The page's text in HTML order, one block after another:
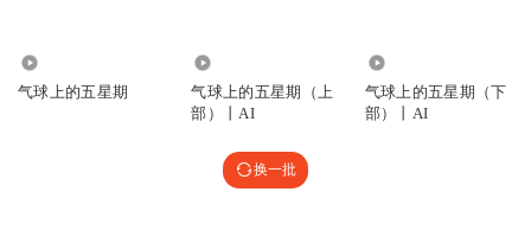
气球上的五星期
气球上的五星期（上
部）丨AI
气球上的五星期（下
部）丨AI
换一批